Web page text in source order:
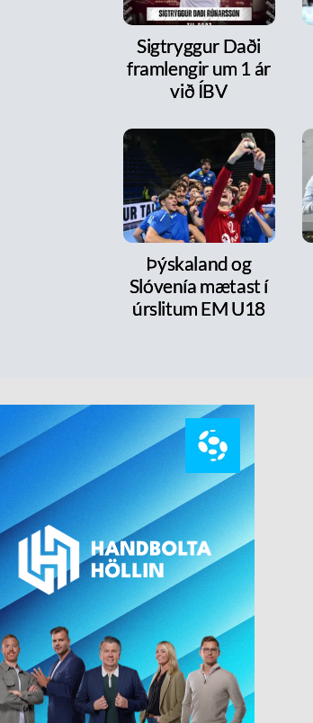
Sigtryggur Daði
framlengir um 1 ár
við ÍBV
Þýskaland og
Slóvenía mætast í
úrslitum EM U18